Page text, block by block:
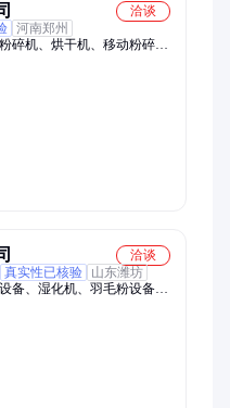
洽谈
河南郑州
碎机、烘干机、移动粉碎
、移动煤碳粉碎机、移动破
动破煤机
洽谈
真实性已核验
山东潍坊
备、湿化机、羽毛粉设备、
灭活设备、餐厨垃圾处理设